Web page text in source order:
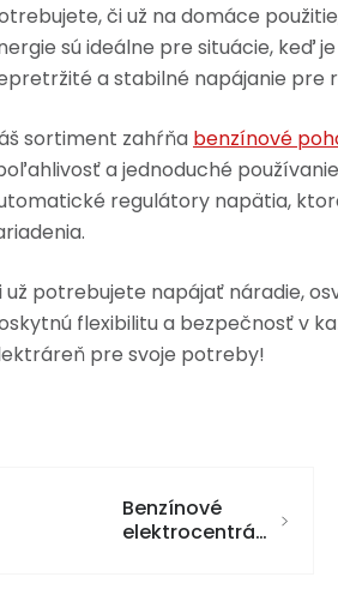
či už na domáce
sú ideálne pre situácie, keď
a stabilné napájanie pre
sortiment zahŕňa benzínové
a jednoduché
regulátory napätia,
už potrebujete napájať náradie,
flexibilitu a bezpečnosť v
pre svoje potreby!
Benzínové
elektrocentrály